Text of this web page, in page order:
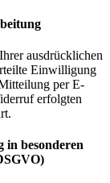
ausdrücklichen
Einwilligung
per E-
erfolgten
in besonderen